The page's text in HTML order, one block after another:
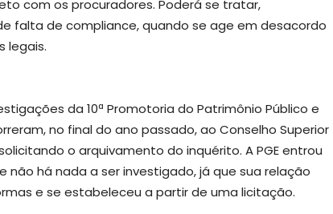
com os procuradores. Poderá se tratar,
falta de compliance, quando se age em desacordo
legais.
da 10ª Promotoria do Patrimônio Público e
no final do ano passado, ao Conselho Superior
o arquivamento do inquérito. A PGE entrou
há nada a ser investigado, já que sua relação
e se estabeleceu a partir de uma licitação.